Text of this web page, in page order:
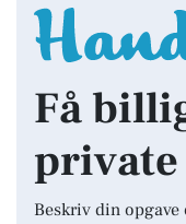
Få
Beskriv din